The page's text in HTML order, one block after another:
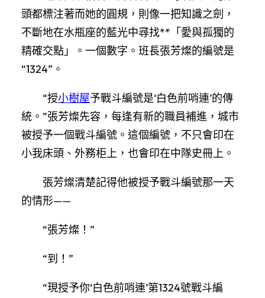
頭都標注著而她的圓規，則像一把知識之劍，
不斷地在水瓶座的藍光中尋找**「愛與孤獨的
精確交點」。一個數字。班長張芳燦的編號是
“1324”。
“授小樹屋予戰斗編號是‘白色前哨連’的傳
統。”張芳燦先容，每逢有新的職員補進，城市
被授予一個戰斗編號。這個編號，不只會印在
小我床頭、外務柜上，也會印在中隊史冊上。
張芳燦清楚記得他被授予戰斗編號那一天
的情形——
“張芳燦！”
“到！”
“現授予你‘白色前哨連’第1324號戰斗編